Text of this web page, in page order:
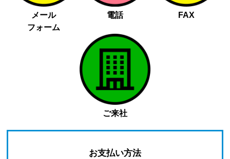
メール
フォーム
電話 FAX
ご来社
お支払い方法